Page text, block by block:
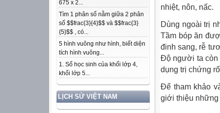
675 x 2...
Tìm 1 phân số nằm giữa 2 phân
số $$frac{3}{4}$$ và $$frac{3}
{5}$$ , có...
5 hình vuông như hình, biết diện
tích hình vuông...
1. Số học sinh của khối lớp 4,
khối lớp 5...
LỊCH SỬ VIỆT NAM
nhiệt, nôn, nấc.
Dùng ngoài trị
Tầm bóp ăn
đinh sang, rễ
Độ người ta còn
dụng trị chứng
Để tham khảo
giới thiệu những